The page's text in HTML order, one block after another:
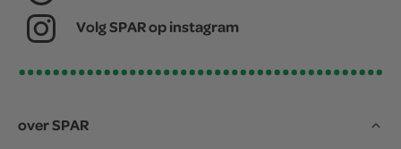
Volg SPAR op instagram
over SPAR